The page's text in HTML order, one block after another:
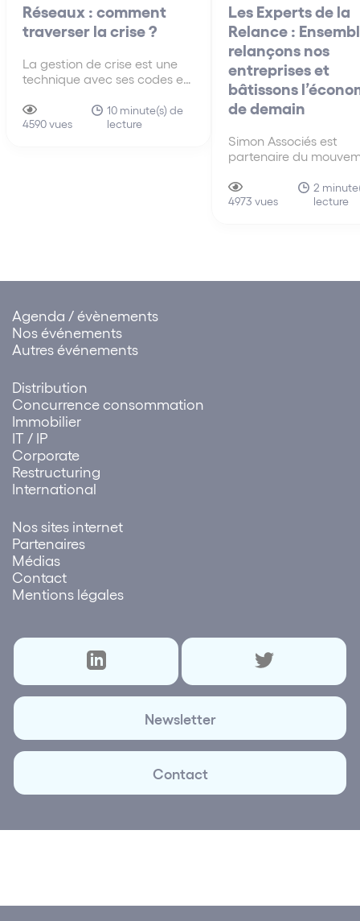
Réseaux : comment
traverser la crise ?
La gestion de crise est une
technique avec ses codes et
propose une grille de lecture
synthétique des questions
4590 vues
10 minute(s) de
lecture
Les Experts de la
Relance :
relançons nos
entreprises et
bâtissons
de demain
Simon Associés est
partenaire du
une initiative des
d’affaires Arjil &
4973 vues
2
lecture
Agenda / évènements
Nos événements
Autres événements
Distribution
Concurrence consommation
Immobilier
IT / IP
Corporate
Restructuring
International
Nos sites internet
Partenaires
Médias
Contact
Mentions légales
Newsletter
Contact